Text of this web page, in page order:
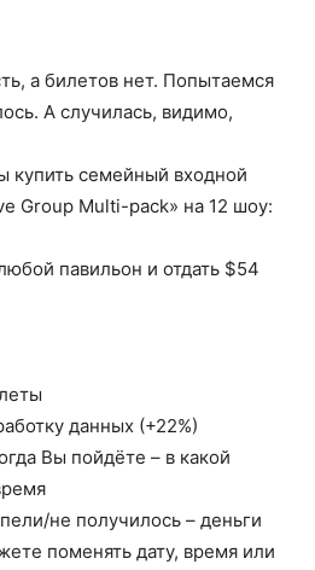
а билетов нет. Попытаемся
А случилась, видимо,
купить семейный входной
Group Multi-pack» на 12 шоу:
павильон и отдать $54
данных (+22%)
Вы пойдёте – в какой
не получилось – деньги
поменять дату, время или